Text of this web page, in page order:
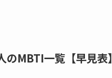
のMBTI一覧【早見表】